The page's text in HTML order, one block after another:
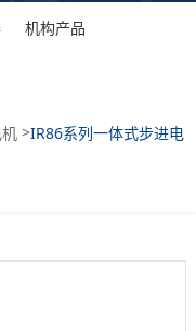
机构产品
>IR86系列一体式步进电